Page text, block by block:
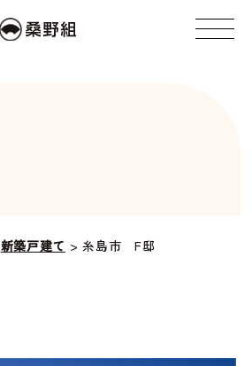
新築戸建て >糸島市 F邸